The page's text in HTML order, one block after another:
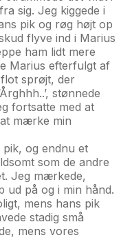
sig. Jeg kiggede i
pik og røg højt op
flyve ind i Marius
ham lidt mere
Marius efterfulgt af
sprøjt, der
stønnede
fortsatte med at
mærke min
pik, og endnu et
som de andre
Jeg mærkede,
ud på og i min hånd.
mens hans pik
stadig små
mens vores